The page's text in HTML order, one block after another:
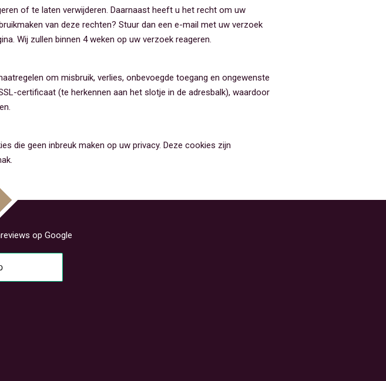
of te laten verwijderen. Daarnaast heeft u het recht om uw
van deze rechten? Stuur dan een e-mail met uw verzoek
Wij zullen binnen 4 weken op uw verzoek reageren.
om misbruik, verlies, onbevoegde toegang en ongewenste
certificaat (te herkennen aan het slotje in de adresbalk), waardoor
die geen inbreuk maken op uw privacy. Deze cookies zijn
op Google